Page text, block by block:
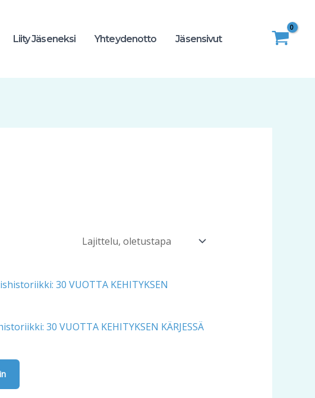
Liity Jäseneksi Yhteydenotto Jäsensivut
30 VUOTTA KEHITYKSEN KÄRJESSÄ